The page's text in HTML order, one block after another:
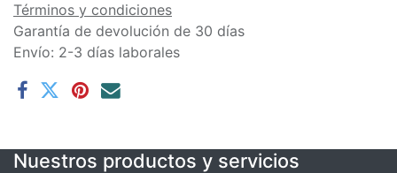
Términos y condiciones
Garantía de devolución de 30 días
Envío: 2-3 días laborales
Nuestros productos y servicios